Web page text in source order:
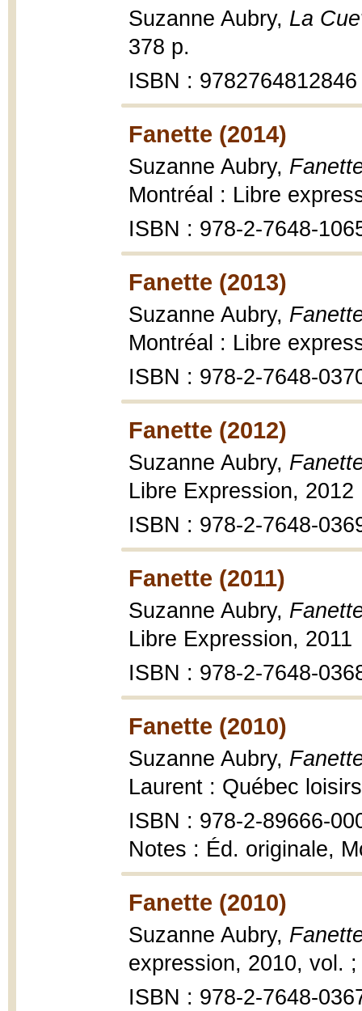
Suzanne Aubry, La
378 p.
ISBN : 9782764812846
Fanette (2014)
Suzanne Aubry,
Montréal : Libre
ISBN : 978-2-7648-
Fanette (2013)
Suzanne Aubry,
Montréal : Libre
ISBN : 978-2-7648-
Fanette (2012)
Suzanne Aubry,
Libre Expression, 2012
ISBN : 978-2-7648-
Fanette (2011)
Suzanne Aubry,
Libre Expression, 2011
ISBN : 978-2-7648-
Fanette (2010)
Suzanne Aubry,
Laurent : Québec
ISBN : 978-2-89666-
Notes : Éd. originale,
Fanette (2010)
Suzanne Aubry,
expression, 2010, vol.
ISBN : 978-2-7648-